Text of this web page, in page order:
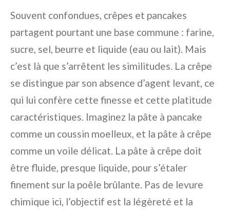
Souvent confondues, crêpes et pancakes
partagent pourtant une base commune : farine,
sucre, sel, beurre et liquide (eau ou lait). Mais
c’est là que s’arrêtent les similitudes. La crêpe
se distingue par son absence d’agent levant, ce
qui lui confère cette finesse et cette platitude
caractéristiques. Imaginez la pâte à pancake
comme un coussin moelleux, et la pâte à crêpe
comme un voile délicat. La pâte à crêpe doit
être fluide, presque liquide, pour s’étaler
finement sur la poêle brûlante. Pas de levure
chimique ici, l’objectif est la légèreté et la